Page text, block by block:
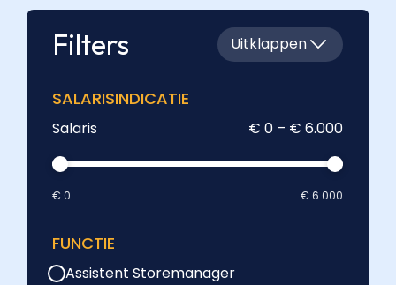
Filters
Uitklappen
SALARISINDICATIE
Salaris € 0 – € 6.000
€ 0 € 6.000
FUNCTIE
Assistent Storemanager